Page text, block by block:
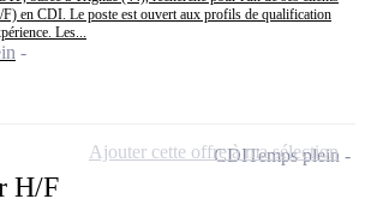
en CDI. Le poste est ouvert aux profils de qualification
Les...
H/F
CDITemps plein
Ajouter cette offre à ma sélection